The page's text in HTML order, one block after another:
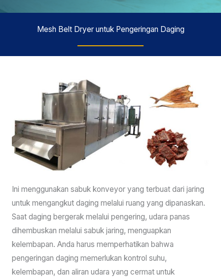
Mesh Belt Dryer untuk Pengeringan Daging
Ini menggunakan sabuk konveyor yang terbuat dari jaring
untuk mengangkut daging melalui ruang yang dipanaskan.
Saat daging bergerak melalui pengering, udara panas
dihembuskan melalui sabuk jaring, menguapkan
kelembapan. Anda harus memperhatikan bahwa
pengeringan daging memerlukan kontrol suhu,
kelembapan, dan aliran udara yang cermat untuk